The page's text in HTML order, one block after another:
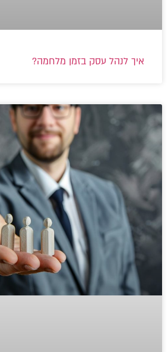
איך לנהל עסק בזמן מלחמה?